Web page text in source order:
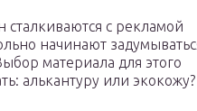
с рекламой
начинают
материала для этого
алькантуру или экокожу?